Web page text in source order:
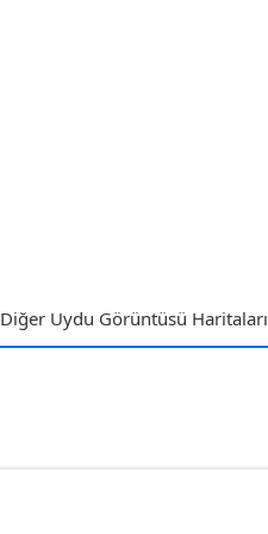
Diğer Uydu Görüntüsü Haritaları